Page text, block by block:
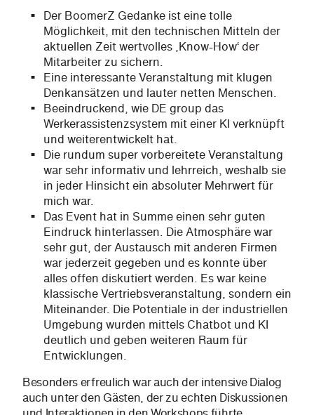
Der BoomerZ Gedanke ist eine tolle
Möglichkeit, mit den technischen Mitteln der
aktuellen Zeit wertvolles ‚Know-How‘ der
Mitarbeiter zu sichern.
Eine interessante Veranstaltung mit klugen
Denkansätzen und lauter netten Menschen.
Beeindruckend, wie DE group das
Werkerassistenzsystem mit einer KI verknüpft
und weiterentwickelt hat.
Die rundum super vorbereitete Veranstaltung
war sehr informativ und lehrreich, weshalb sie
in jeder Hinsicht ein absoluter Mehrwert für
mich war.
Das Event hat in Summe einen sehr guten
Eindruck hinterlassen. Die Atmosphäre war
sehr gut, der Austausch mit anderen Firmen
war jederzeit gegeben und es konnte über
alles offen diskutiert werden. Es war keine
klassische Vertriebsveranstaltung, sondern ein
Miteinander. Die Potentiale in der industriellen
Umgebung wurden mittels Chatbot und KI
deutlich und geben weiteren Raum für
Entwicklungen.
Besonders erfreulich war auch der intensive Dialog
auch unter den Gästen, der zu echten Diskussionen